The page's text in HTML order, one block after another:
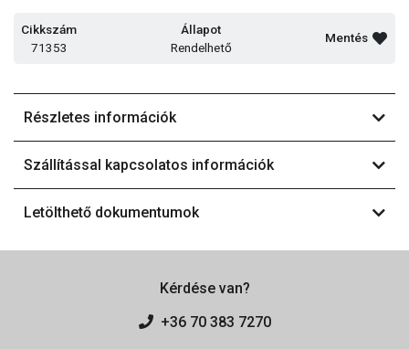
Cikkszám
71353
Állapot
Rendelhető
Mentés
Részletes információk
Szállítással kapcsolatos információk
Letölthető dokumentumok
Kérdése van?
+36 70 383 7270